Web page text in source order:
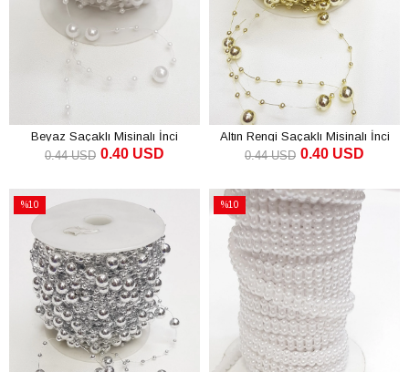
Beyaz Saçaklı Misinalı İnci
0.40 USD
0.44 USD
Altın Rengi Saçaklı Misinalı İnci
0.40 USD
0.44 USD
%10
İndirim
%10İndirim
%10
İndirim
%10İndirim